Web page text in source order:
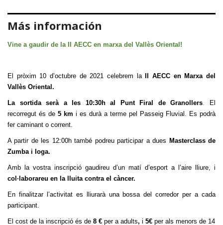
Más información
Vine a gaudir de la II AECC en marxa del Vallès Oriental!
El pròxim 10 d’octubre de 2021 celebrem la
II AECC en Marxa del
Vallès Oriental.
La sortida serà a les 10:30h al Punt Firal de Granollers
El
recorregut és de 5 km i es durà a terme pel Passeig Fluvial
Es podrà
fer caminant o corrent.
A partir de les 12:00h també podreu participar a dues Masterclass de
Zumba i Ioga.
Amb la vostra inscripció gaudireu d’un matí d’esport a l’aire lliure,
i
col·laborareu en la lluita contra el càncer.
En finalitzar l’activitat es lliurarà una bossa del corredor per a cada
participant.
El cost de la inscripció és de 8 € per a adults, i 5€ per als menors de 14